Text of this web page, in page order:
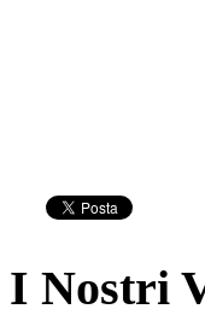
I Nostri